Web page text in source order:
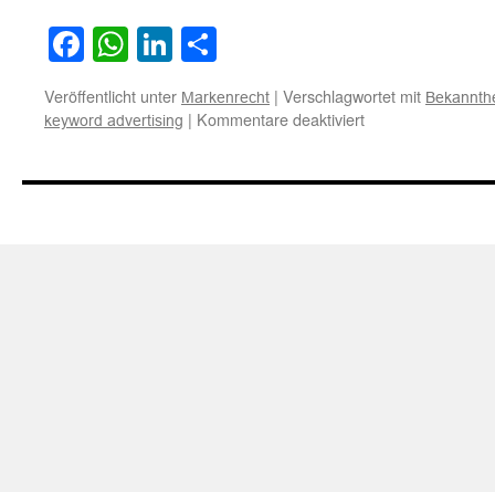
Facebook
WhatsApp
LinkedIn
Veröffentlicht unter Markenrecht | Verschlagwortet mit
keyword advertising | Kommentare deaktiviertfür
einer